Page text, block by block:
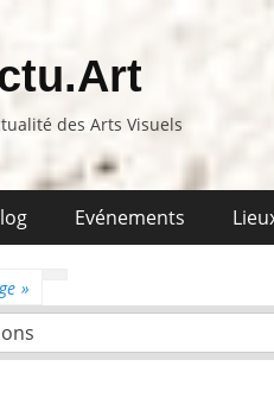
des Arts Visuels
Evénements
»